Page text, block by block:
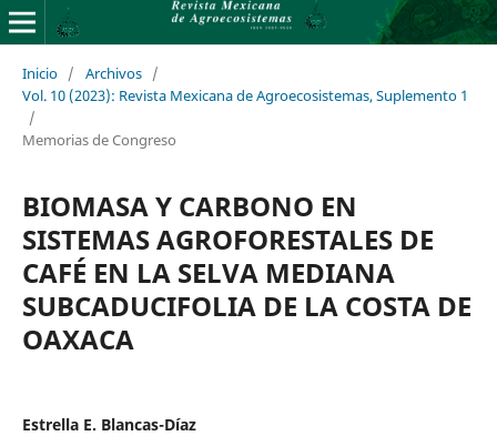
Inicio / Archivos /
Vol. 10 (2023): Revista Mexicana de Agroecosistemas, Suplemento 1
/
Memorias de Congreso
BIOMASA Y CARBONO EN
SISTEMAS AGROFORESTALES DE
CAFÉ EN LA SELVA MEDIANA
SUBCADUCIFOLIA DE LA COSTA DE
OAXACA
Estrella E. Blancas-Díaz